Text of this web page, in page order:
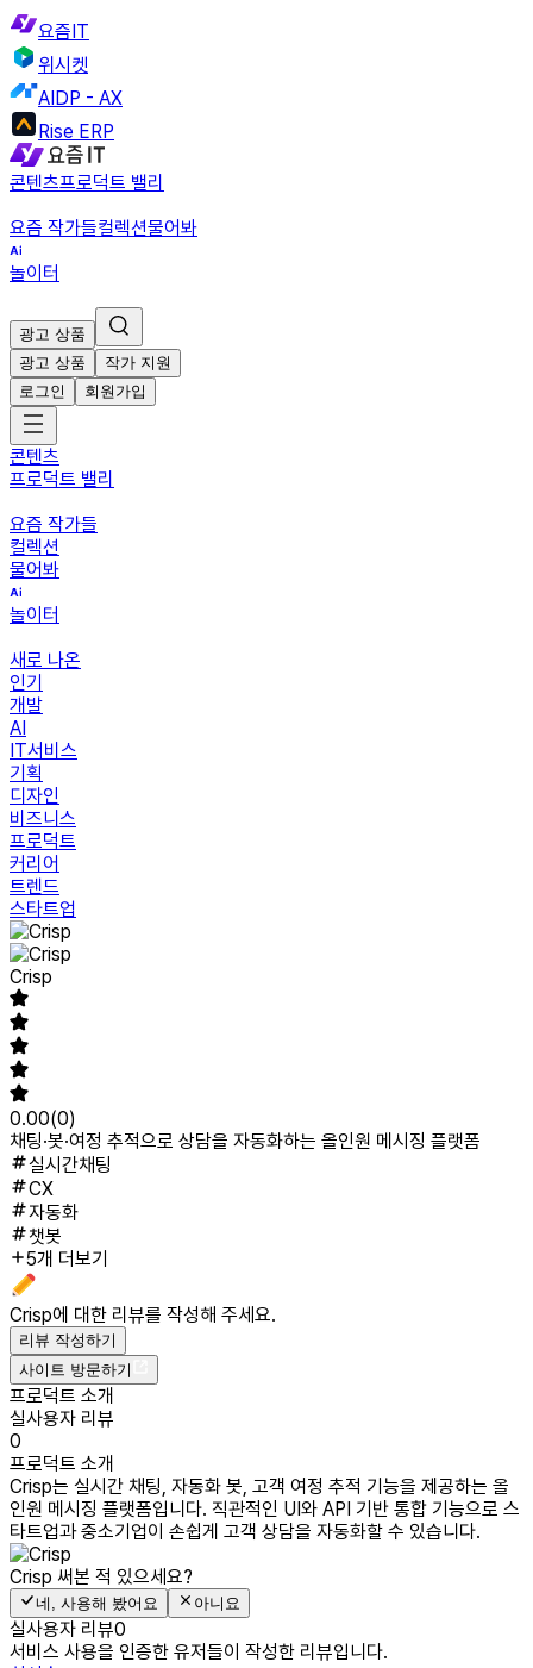
요즘IT
위시켓
AIDP - AX
Rise ERP
콘텐츠프로덕트 밸리
요즘 작가들컬렉션물어봐
놀이터
광고 상품
광고 상품
작가 지원
로그인
회원가입
콘텐츠
프로덕트 밸리
요즘 작가들
컬렉션
물어봐
놀이터
새로 나온
인기
개발
AI
IT서비스
기획
디자인
비즈니스
프로덕트
커리어
트렌드
스타트업
Crisp
0.00(0)
채팅·봇·여정 추적으로 상담을 자동화하는 올인원 메시징 플랫폼
실시간채팅
CX
자동화
챗봇
5개 더보기
Crisp에 대한 리뷰를 작성해 주세요.
리뷰 작성하기
사이트 방문하기
프로덕트 소개
실사용자 리뷰
0
프로덕트 소개
Crisp는 실시간 채팅, 자동화 봇, 고객 여정 추적 기능을 제공하는 올
인원 메시징 플랫폼입니다. 직관적인 UI와 API 기반 통합 기능으로 스
타트업과 중소기업이 손쉽게 고객 상담을 자동화할 수 있습니다.
Crisp 써본 적 있으세요?
네, 사용해 봤어요 아니요
실사용자 리뷰0
서비스 사용을 인증한 유저들이 작성한 리뷰입니다.